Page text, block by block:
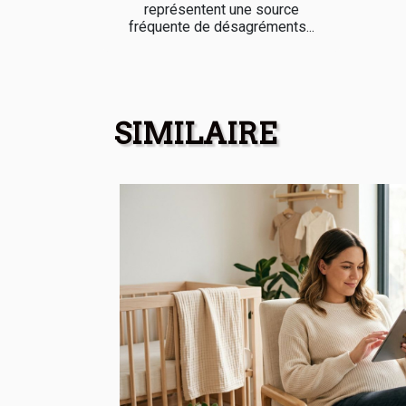
représentent une source
fréquente de désagréments...
SIMILAIRE